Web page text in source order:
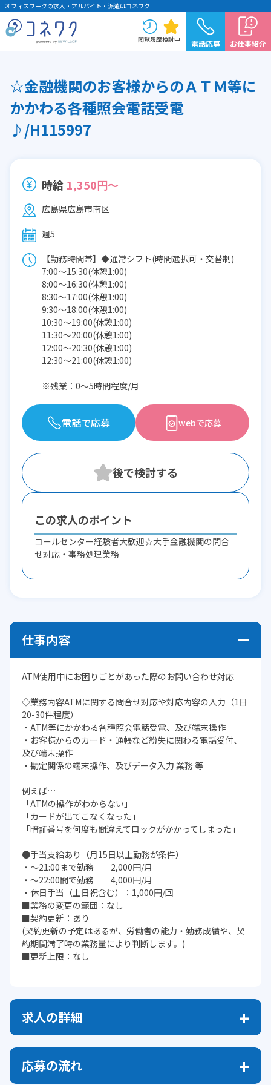
オフィスワークの求人・アルバイト・派遣はコネワク
閲覧履歴検討中 電話応募 お仕事紹介
☆金融機関のお客様からのＡＴＭ等に
かかわる各種照会電話受電
♪/H115997
時給 1,350円～
広島県広島市南区
週5
【勤務時間帯】◆通常シフト(時間選択可・交替制)
7:00〜15:30(休憩1:00)
8:00〜16:30(休憩1:00)
8:30〜17:00(休憩1:00)
9:30〜18:00(休憩1:00)
10:30〜19:00(休憩1:00)
11:30〜20:00(休憩1:00)
12:00〜20:30(休憩1:00)
12:30〜21:00(休憩1:00)
※残業：0〜5時間程度/月
電話で応募 webで応募
この求人のポイント
コールセンター経験者大歓迎☆大手金融機関の問合
せ対応・事務処理業務
仕事内容
ATM使用中にお困りごとがあった際のお問い合わせ対応
◇業務内容ATMに関する問合せ対応や対応内容の入力（1日
20-30件程度）
・ATM等にかかわる各種照会電話受電、及び端末操作
・お客様からのカード・通帳など紛失に関わる電話受付、
及び端末操作
・勘定関係の端末操作、及びデータ入力 業務 等
例えば…
「ATMの操作がわからない」
「カードが出てこなくなった」
「暗証番号を何度も間違えてロックがかかってしまった」
●手当支給あり（月15日以上勤務が条件）
・～21:00まで勤務 2,000円/月
・～22:00間で勤務 4,000円/月
・休日手当（土日祝含む）：1,000円/回
■業務の変更の範囲：なし
■契約更新：あり
(契約更新の予定はあるが、労働者の能力・勤務成績や、契
約期間満了時の業務量により判断します。)
■更新上限：なし
求人の詳細
応募の流れ